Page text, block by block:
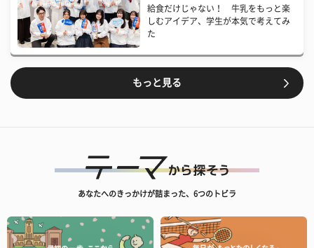
給食だけじゃない！ 牛乳をもっと楽
しむアイデア、学生が本気で考えてみ
た
もっと見る
あなたへのきっかけが詰まった、6つのトビラ